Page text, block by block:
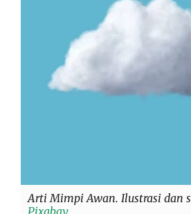
Arti Mimpi Awan. Ilustrasi dan
Pixabay